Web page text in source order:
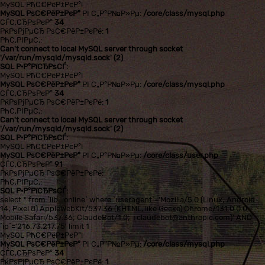
MySQL РћС€РёР±РєР°!
MySQL РѕС€РёР±РєР° РІ С„Р°Р№Р»Рµ: /core/class/mysql.php
СЃС‚СЂРѕРєР° 34
РќРѕРјРµСЂ РѕС€РёР±РєРё: 1
РћС‚РІРµС‚:
Can't connect to local MySQL server through socket
'/var/run/mysqld/mysqld.sock' (2)
SQL Р·Р°РїСЂРѕСЃ:
MySQL РћС€РёР±РєР°!
MySQL РѕС€РёР±РєР° РІ С„Р°Р№Р»Рµ: /core/class/mysql.php
СЃС‚СЂРѕРєР° 34
РќРѕРјРµСЂ РѕС€РёР±РєРё: 1
РћС‚РІРµС‚:
Can't connect to local MySQL server through socket
'/var/run/mysqld/mysqld.sock' (2)
SQL Р·Р°РїСЂРѕСЃ:
MySQL РћС€РёР±РєР°!
MySQL РѕС€РёР±РєР° РІ С„Р°Р№Р»Рµ: /core/class/user.php
СЃС‚СЂРѕРєР° 91
РќРѕРјРµСЂ РѕС€РёР±РєРё:
РћС‚РІРµС‚:
SQL Р·Р°РїСЂРѕСЃ:
select * from `lib_online` where `useragent`='Mozilla/5.0 (Linux; Android
14; Pixel 8) AppleWebKit/537.36 (KHTML, like Gecko) Chrome/131.0.0.0
Mobile Safari/537.36; ClaudeBot/1.0; +claudebot@anthropic.com)' AND
`ip`='216.73.217.75' limit 1
MySQL РћС€РёР±РєР°!
MySQL РѕС€РёР±РєР° РІ С„Р°Р№Р»Рµ:/core/class/mysql.php
СЃС‚СЂРѕРєР°34
РќРѕРјРµСЂ РѕС€РёР±РєРё: 1